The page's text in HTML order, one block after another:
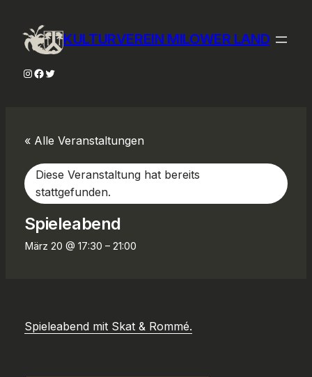
KULTURVEREIN MILOWER LAND
Instagram
Facebook
Twitter
« Alle Veranstaltungen
Diese Veranstaltung hat bereits
stattgefunden.
Spieleabend
März 20 @ 17:30 – 21:00
Spieleabend mit Skat & Rommé.